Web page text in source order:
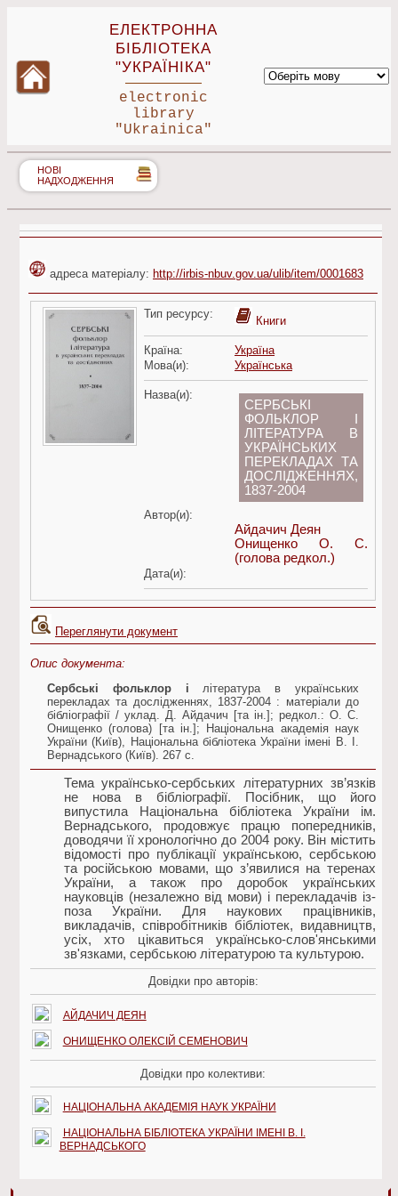
ЕЛЕКТРОННА
БІБЛІОТЕКА
"УКРАЇНІКА"
electronic
library
"Ukrainica"
НОВІ
НАДХОДЖЕННЯ
адреса матеріалу: http://irbis-nbuv.gov.ua/ulib/item/0001683
Тип ресурсу:
Книги
Країна:
Україна
Мова(и):
Українська
Назва(и):
СЕРБСЬКІ
ФОЛЬКЛОР І
ЛІТЕРАТУРА В
УКРАЇНСЬКИХ
ПЕРЕКЛАДАХ ТА
ДОСЛІДЖЕННЯХ,
1837-2004
Автор(и):
Айдачич Деян
Онищенко О. С.
(голова редкол.)
Дата(и):
Переглянути документ
Опис документа:
Сербські фольклор і література в українських
перекладах та дослідженнях, 1837-2004 : матеріали до
бібліографії / уклад. Д. Айдачич [та ін.]; редкол.: О. С.
Онищенко (голова) [та ін.]; Національна академія наук
України (Київ), Національна бібліотека України імені В. І.
Вернадського (Київ). 267 с.
Тема українсько-сербських літературних зв’язків
не нова в бібліографії. Посібник, що його
випустила Національна бібліотека України ім.
Вернадського, продовжує працю попередників,
доводячи її хронологічно до 2004 року. Він містить
відомості про публікації українською, сербською
та російською мовами, що з’явилися на теренах
України, а також про доробок українських
науковців (незалежно від мови) і перекладачів із-
поза України. Для наукових працівників,
викладачів, співробітників бібліотек, видавництв,
усіх, хто цікавиться українсько-слов'янськими
зв'язками, сербською літературою та культурою.
Довідки про авторів:
АЙДАЧИЧ ДЕЯН
ОНИЩЕНКО ОЛЕКСІЙ СЕМЕНОВИЧ
Довідки про колективи:
НАЦІОНАЛЬНА АКАДЕМІЯ НАУК УКРАЇНИ
НАЦІОНАЛЬНА БІБЛІОТЕКА УКРАЇНИ ІМЕНІ В. І.
ВЕРНАДСЬКОГО